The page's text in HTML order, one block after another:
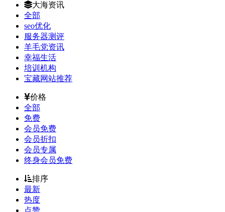
大海资讯
全部
seo优化
服务器测评
羊毛党资讯
幸福生活
培训机构
宝藏网站推荐
价格
全部
免费
会员免费
会员折扣
会员专属
终身会员免费
排序
最新
热度
点赞